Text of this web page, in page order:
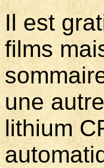
Il est
films
une
lithium